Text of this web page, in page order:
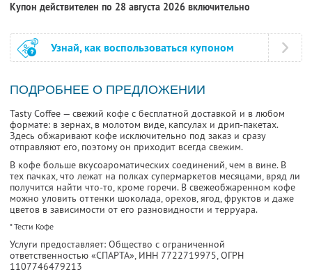
Купон действителен по 28 августа 2026 включительно
Узнай, как воспользоваться купоном
ПОДРОБНЕЕ О ПРЕДЛОЖЕНИИ
Tasty Coffee — свежий кофе с бесплатной доставкой и в любом
формате: в зернах, в молотом виде, капсулах и дрип-пакетах.
Здесь обжаривают кофе исключительно под заказ и сразу
отправляют его, поэтому он приходит всегда свежим.
В кофе больше вкусоароматических соединений, чем в вине. В
тех пачках, что лежат на полках супермаркетов месяцами, вряд ли
получится найти что-то, кроме горечи. В свежеобжаренном кофе
можно уловить оттенки шоколада, орехов, ягод, фруктов и даже
цветов в зависимости от его разновидности и терруара.
* Тести Кофе
Услуги предоставляет: Общество с ограниченной
ответственностью «СПАРТА», ИНН 7722719975, ОГРН
1107746479213